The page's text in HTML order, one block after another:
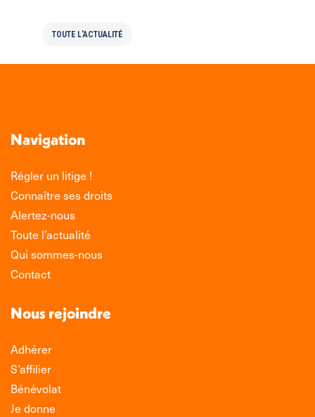
TOUTE L'ACTUALITÉ
Navigation
Régler un litige !
Connaître ses droits
Alertez-nous
Toute l’actualité
Qui sommes-nous
Contact
Nous rejoindre
Adhérer
S’affilier
Bénévolat
Je donne